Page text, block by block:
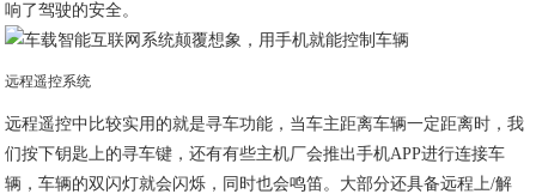
响了驾驶的安全。
远程遥控系统
远程遥控中比较实用的就是寻车功能，当车主距离车辆一定距离时，我
们按下钥匙上的寻车键，还有有些主机厂会推出手机APP进行连接车
辆，车辆的双闪灯就会闪烁，同时也会鸣笛。大部分还具备远程上/解